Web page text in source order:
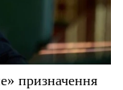
призначення